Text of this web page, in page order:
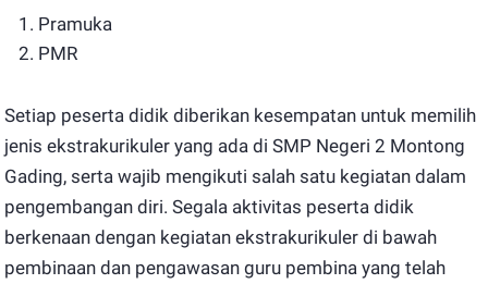
Pramuka
PMR
Setiap peserta didik diberikan kesempatan untuk memilih
jenis ekstrakurikuler yang ada di SMP Negeri 2 Montong
Gading, serta wajib mengikuti salah satu kegiatan dalam
pengembangan diri. Segala aktivitas peserta didik
berkenaan dengan kegiatan ekstrakurikuler di bawah
pembinaan dan pengawasan guru pembina yang telah